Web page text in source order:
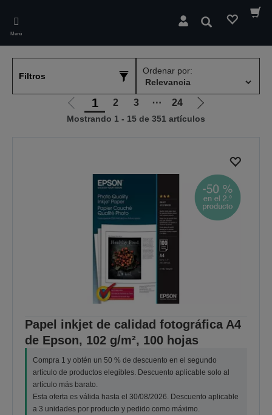
main
content
Menú
Buscar
Filtros
Ordenar por:
Ir
a
1 2 3 ⋯ 24
Ir
a
siguiente
Mostrando 1 - 15 de 351 artículos
Papel inkjet de calidad fotográfica A4
de Epson, 102 g/m², 100 hojas
Compra 1 y obtén un 50 % de descuento en el segundo
artículo de productos elegibles. Descuento aplicable solo al
artículo más barato.
Esta oferta es válida hasta el 30/08/2026. Descuento aplicable
a 3 unidades por producto y pedido como máximo.